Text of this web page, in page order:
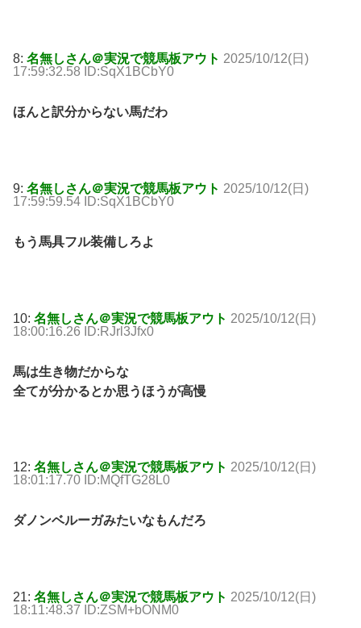
8: 名無しさん＠実況で競馬板アウト 2025/10/12(日)
17:59:32.58 ID:SqX1BCbY0
ほんと訳分からない馬だわ
9: 名無しさん＠実況で競馬板アウト 2025/10/12(日)
17:59:59.54 ID:SqX1BCbY0
もう馬具フル装備しろよ
10: 名無しさん＠実況で競馬板アウト 2025/10/12(日)
18:00:16.26 ID:RJrl3Jfx0
馬は生き物だからな
全てが分かるとか思うほうが高慢
12: 名無しさん＠実況で競馬板アウト 2025/10/12(日)
18:01:17.70 ID:MQfTG28L0
ダノンベルーガみたいなもんだろ
21: 名無しさん＠実況で競馬板アウト 2025/10/12(日)
18:11:48.37 ID:ZSM+bONM0